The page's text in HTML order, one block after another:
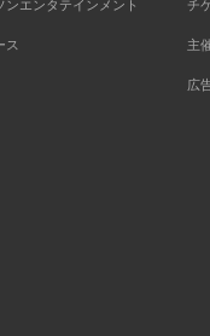
ンエンタテインメント
ス
チ
主
広